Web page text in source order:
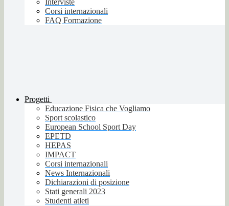
Interviste
Corsi internazionali
FAQ Formazione
Progetti
Educazione Fisica che Vogliamo
Sport scolastico
European School Sport Day
EPETD
HEPAS
IMPACT
Corsi internazionali
News Internazionali
Dichiarazioni di posizione
Stati generali 2023
Studenti atleti